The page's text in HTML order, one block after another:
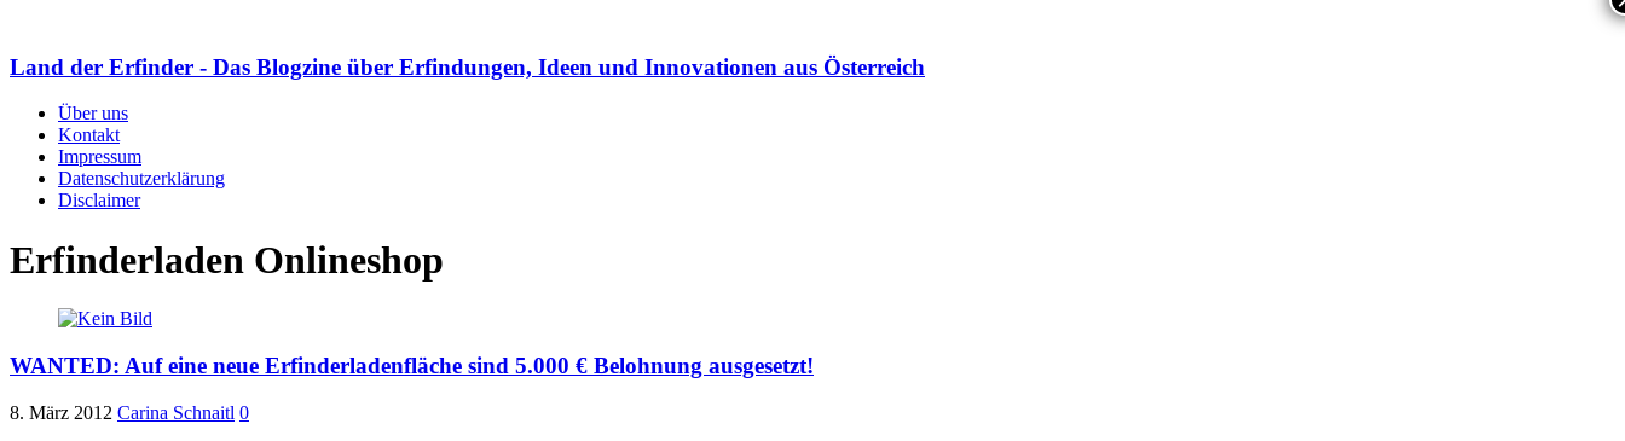
Land der Erfinder - Das Blogzine über Erfindungen, Ideen und Innovationen aus Österreich
Über uns
Kontakt
Impressum
Datenschutzerklärung
Disclaimer
Erfinderladen Onlineshop
WANTED: Auf eine neue Erfinderladenfläche sind 5.000 € Belohnung ausgesetzt!
8. März 2012 Carina Schnaitl 0